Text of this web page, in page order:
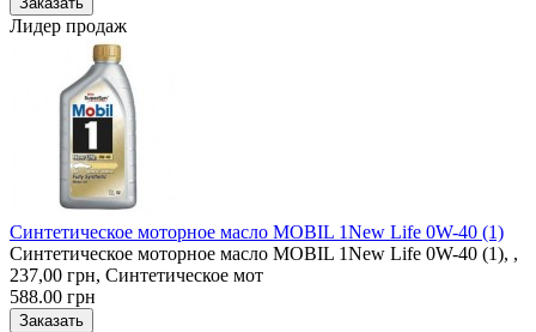
Лидер продаж
Синтетическое моторное масло MOBIL 1New Life 0W-40 (1)
Синтетическое моторное масло MOBIL 1New Life 0W-40 (1), ,
237,00 грн, Синтетическое мот
588.00 грн